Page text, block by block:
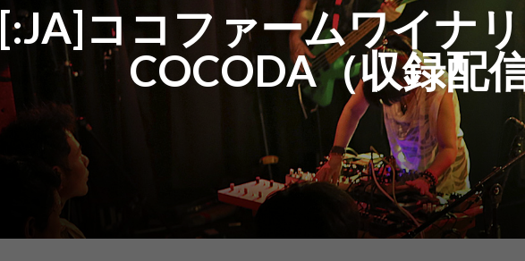
[:JA]ココファームワイ
COCODA（収録配